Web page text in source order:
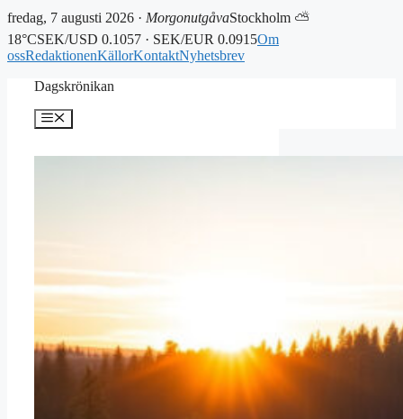
fredag, 7 augusti 2026 · MorgonutgåvaStockholm ⛅
18°CSEK/USD 0.1057 · SEK/EUR 0.0915Om
ossRedaktionenKällorKontaktNyhetsbrev
Dagskrönikan
Meny